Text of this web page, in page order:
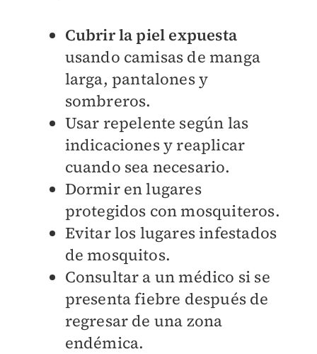
Cubrir la piel expuesta
usando camisas de manga
larga, pantalones y
sombreros.
Usar repelente según las
indicaciones y reaplicar
cuando sea necesario.
Dormir en lugares
protegidos con mosquiteros.
Evitar los lugares infestados
de mosquitos.
Consultar a un médico si se
presenta fiebre después de
regresar de una zona
endémica.